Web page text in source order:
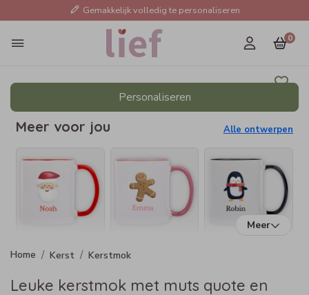
Gemakkelijk volledig te personaliseren
0
Personaliseren
Meer voor jou Alle ontwerpen
Meer
Kerst Kerstmok
Leuke kerstmok met muts quote en